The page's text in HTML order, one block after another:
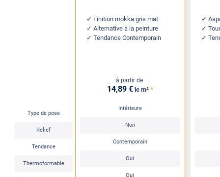
Type de pose
Relief
Tendance
Thermoformable
Finition mokka gris mat
Alternative à la peinture
Tendance Contemporain
à partir de
14,89 € le m² *
Intérieure
Non
Contemporain
Oui
Oui